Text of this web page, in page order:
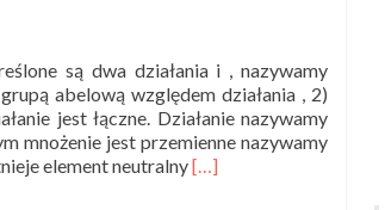
dwa działania i , nazywamy
abelową względem działania , 2)
jest łączne. Działanie nazywamy
mnożenie jest przemienne nazywamy
element neutralnyRead
[…]